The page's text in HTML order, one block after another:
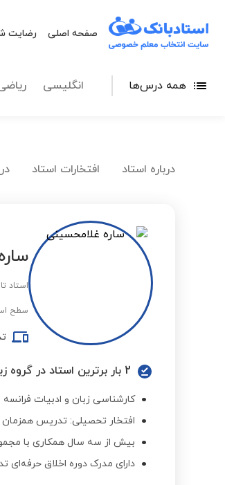
صفحه اصلی رضایت
همه درس‌ها انگلیسی
درباره استاد افتخارات استاد
استاد
سطح
2 بار برترین استاد در گروه زبان فرانسه در فصول مختلف
کارشناسی زبان و ادبیات فرانسه
افتخار تحصیلی: تدریس همزمان
بیش از سه سال همکاری با
دارای مدرک دوره اخلاق حرفه‌ای